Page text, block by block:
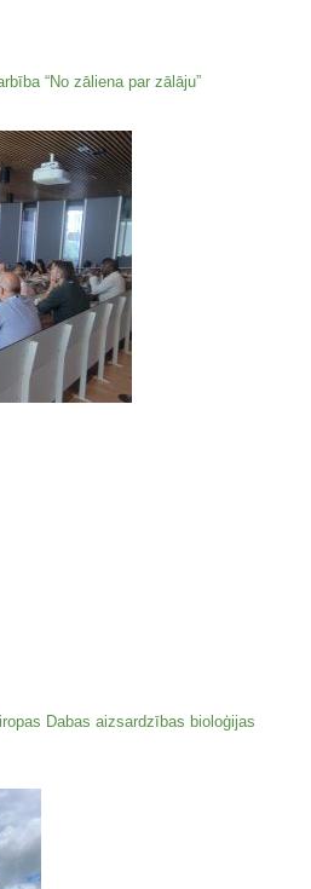
“No zāliena par zālāju”
Dabas aizsardzības bioloģijas